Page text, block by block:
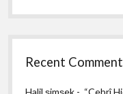
Recent
Halil şimşek - “Cebrî